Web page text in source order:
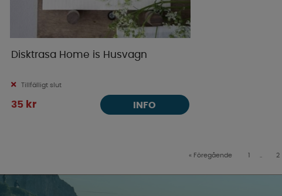
Disktrasa Home is Husvagn
Tillfälligt slut
35 kr INFO
« Föregående 1 2